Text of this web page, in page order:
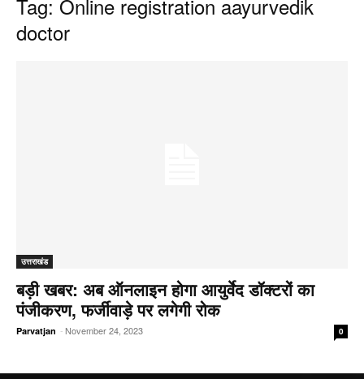
Tag: Online registration aayurvedik
doctor
उत्तराखंड
बड़ी खबर: अब ऑनलाइन होगा आयुर्वेद डॉक्टरों का
पंजीकरण, फर्जीवाड़े पर लगेगी रोक
Parvatjan - November 24, 2023 0